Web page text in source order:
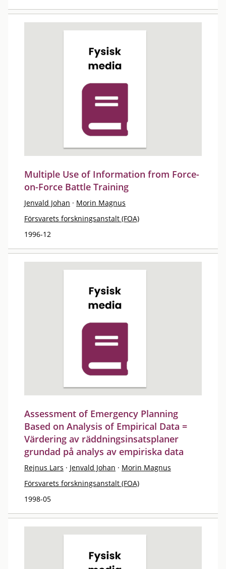
Multiple Use of Information from Force-
on-Force Battle Training
Jenvald Johan · Morin Magnus
Försvarets forskningsanstalt (FOA)
1996-12
Assessment of Emergency Planning
Based on Analysis of Empirical Data =
Värdering av räddningsinsatsplaner
grundad på analys av empiriska data
Rejnus Lars · Jenvald Johan · Morin Magnus
Försvarets forskningsanstalt (FOA)
1998-05